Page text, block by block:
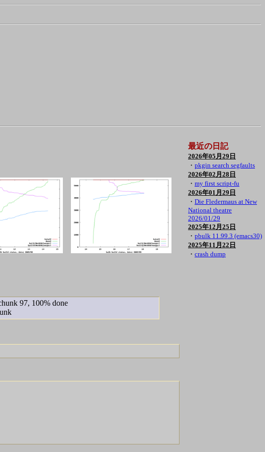
97, 100% done
最近の日記
2026年05月29日
・ pkgin search segfaults
2026年02月28日
・ my first script-fu
2026年01月29日
・ Die Fledermaus at New
National theatre
2026/01/29
2025年12月25日
・ pbulk 11.99.3 (emacs30)
2025年11月22日
・ crash dump